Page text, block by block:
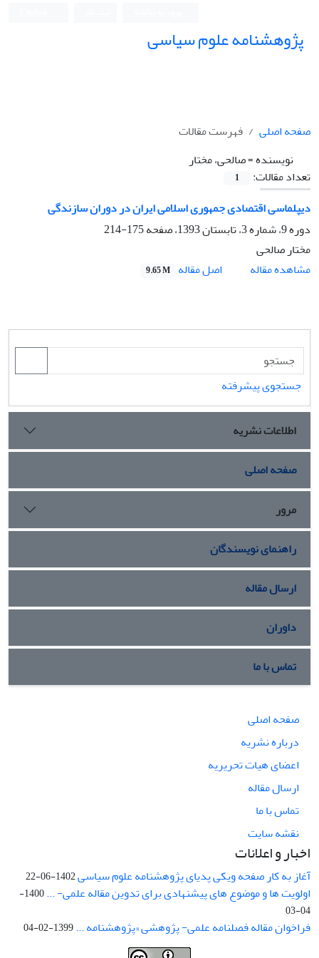
پژوهشنامه علوم سیاسی
صفحه اصلی
فهرست مقالات
نویسنده =صالحی، مختار
تعداد مقالات:
1
دیپلماسی اقتصادی جمهوری اسلامی ایران در دوران سازندگی
دوره 9، شماره 3، تابستان 1393، صفحه
175-214
مختار صالحی
مشاهده مقاله
اصل مقاله 9.65 M
جستجوی پیشرفته
اطلاعات نشریه
صفحه اصلی
مرور
راهنمای نویسندگان
ارسال مقاله
داوران
تماس با ما
صفحه اصلی
درباره نشریه
اعضای هیات تحریریه
ارسال مقاله
تماس با ما
نقشه سایت
اخبار و اعلانات
آغاز به کار صفحه ویکی پدیای پژوهشنامه علوم سیاسی1402-06-22
اولویت ها و موضوع های پیشنهادی برای تدوین مقاله علمی- ...
1400-
04-03
فراخوان مقاله فصلنامه علمی- پژوهشی «پژوهشنامه ...1399-02-04